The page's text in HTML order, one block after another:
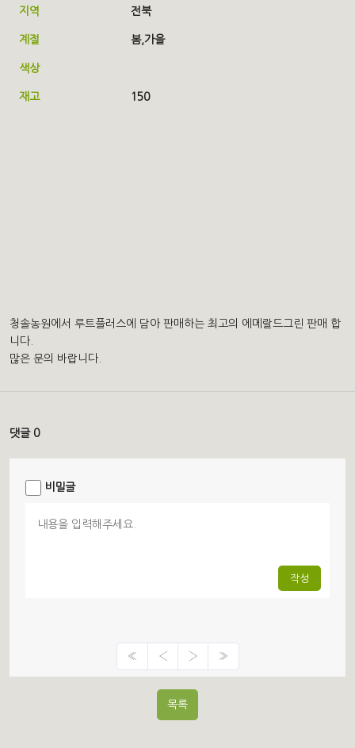
지역 전북
계절 봄,가을
색상
재고 150
청솔농원에서 루트플러스에 담아 판매하는 최고의 에메랄드그린 판매 합
니다.
많은 문의 바랍니다.
댓글 0
비밀글
작성
« ‹ › »
목록